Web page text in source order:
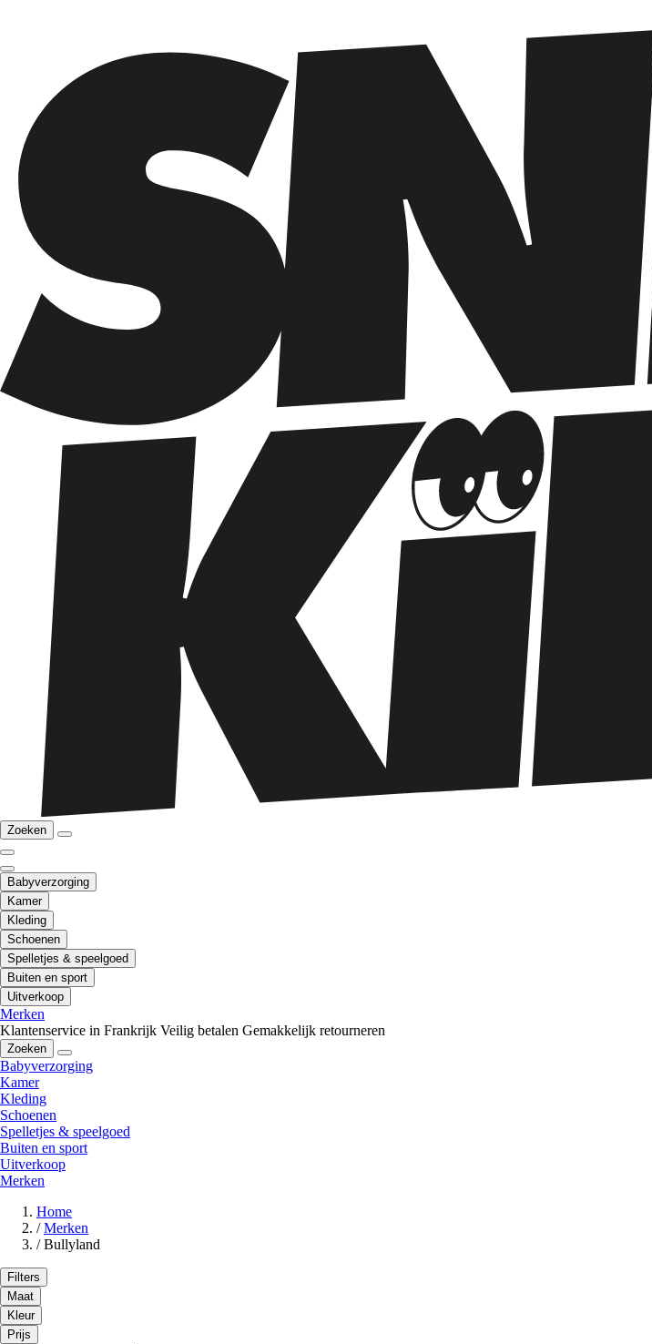
Zoeken
Babyverzorging
Kamer
Kleding
Schoenen
Spelletjes & speelgoed
Buiten en sport
Uitverkoop
Merken
Klantenservice in Frankrijk Veilig betalen Gemakkelijk retourneren
Zoeken
Babyverzorging
Kamer
Kleding
Schoenen
Spelletjes & speelgoed
Buiten en sport
Uitverkoop
Merken
Home
/ Merken
/ Bullyland
Filters
Maat
Kleur
Prijs